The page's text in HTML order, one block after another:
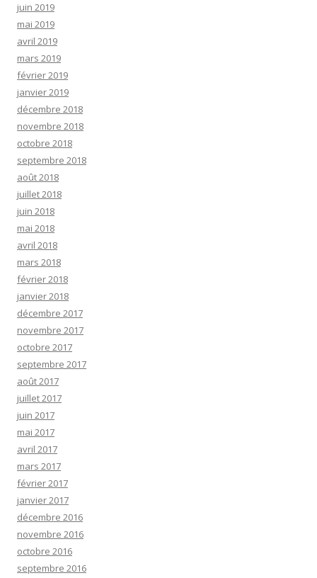
juin 2019
mai 2019
avril 2019
mars 2019
février 2019
janvier 2019
décembre 2018
novembre 2018
octobre 2018
septembre 2018
août 2018
juillet 2018
juin 2018
mai 2018
avril 2018
mars 2018
février 2018
janvier 2018
décembre 2017
novembre 2017
octobre 2017
septembre 2017
août 2017
juillet 2017
juin 2017
mai 2017
avril 2017
mars 2017
février 2017
janvier 2017
décembre 2016
novembre 2016
octobre 2016
septembre 2016